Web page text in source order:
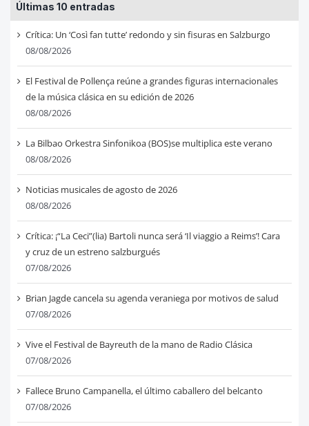
Últimas 10 entradas
Crítica: Un ‘Così fan tutte’ redondo y sin fisuras en Salzburgo
08/08/2026
El Festival de Pollença reúne a grandes figuras internacionales
de la música clásica en su edición de 2026
08/08/2026
La Bilbao Orkestra Sinfonikoa (BOS)se multiplica este verano
08/08/2026
Noticias musicales de agosto de 2026
08/08/2026
Crítica: ¡“La Ceci”(lia) Bartoli nunca será ‘Il viaggio a Reims’! Cara
y cruz de un estreno salzburgués
07/08/2026
Brian Jagde cancela su agenda veraniega por motivos de salud
07/08/2026
Vive el Festival de Bayreuth de la mano de Radio Clásica
07/08/2026
Fallece Bruno Campanella, el último caballero del belcanto
07/08/2026